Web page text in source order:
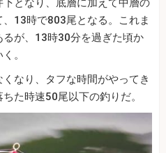
となり、底層に加えて中層の
13時で803尾となる。これま
が、13時30分を過ぎた頃か
。
なり、タフな時間がやってき
た時速50尾以下の釣りだ。